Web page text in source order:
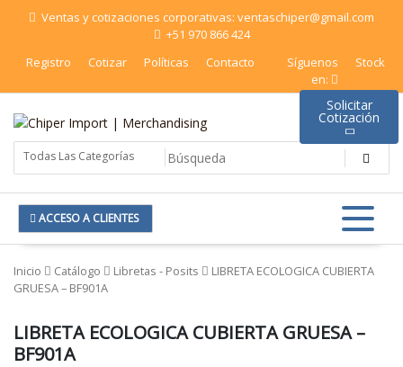
Saltar Ventas y cotizaciones corporativas: ventaschiper@gmail.com
+51 970 866 424
Registro
Cotizar Políticas Contacto
Síguenos
en:
Stock
Chiper Import | Merchandising
ACCESO A CLIENTES
Inicio Catálogo Libretas - Posits
LIBRETA ECOLOGICA CUBIERTA
GRUESA – BF901A
LIBRETA ECOLOGICA CUBIERTA GRUESA –
BF901A
Solicitar
Cotización